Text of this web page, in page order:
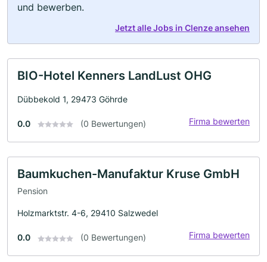
und bewerben.
Jetzt alle Jobs in Clenze ansehen
BIO-Hotel Kenners LandLust OHG
Dübbekold 1, 29473 Göhrde
0.0 (0 Bewertungen) Firma bewerten
Baumkuchen-Manufaktur Kruse GmbH
Pension
Holzmarktstr. 4-6, 29410 Salzwedel
0.0 (0 Bewertungen) Firma bewerten